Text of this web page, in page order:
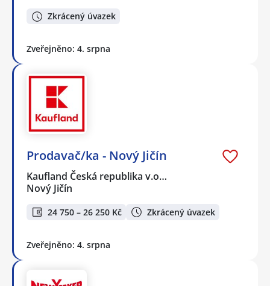
Zkrácený úvazek
Zveřejněno: 4. srpna
Prodavač/ka - Nový Jičín
Kaufland Česká republika v.o…
Nový Jičín
24 750 – 26 250 Kč Zkrácený úvazek
Zveřejněno: 4. srpna